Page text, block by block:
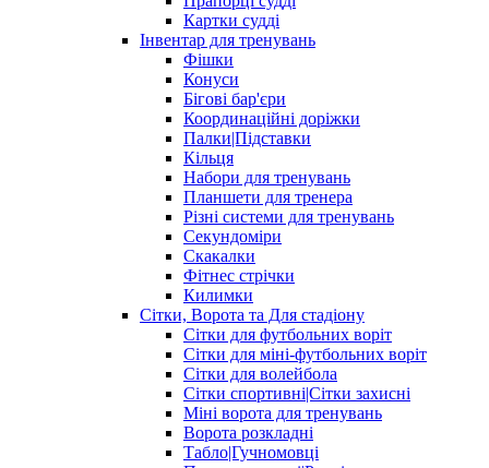
Картки судді
Інвентар для тренувань
Фішки
Конуси
Бігові бар'єри
Координаційні доріжки
Палки|Підставки
Кільця
Набори для тренувань
Планшети для тренера
Різні системи для тренувань
Секундоміри
Скакалки
Фітнес стрічки
Килимки
Сітки, Ворота та Для стадіону
Сітки для футбольних воріт
Сітки для міні-футбольних воріт
Сітки для волейбола
Сітки спортивні|Cітки захисні
Міні ворота для тренувань
Ворота розкладні
Табло|Гучномовці